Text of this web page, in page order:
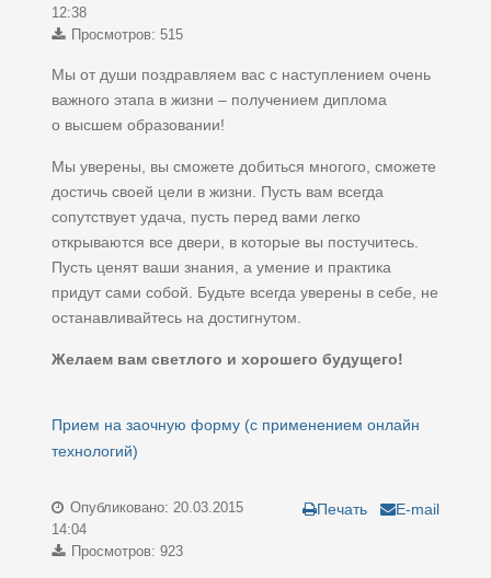
12:38
Просмотров: 515
Мы от души поздравляем вас с наступлением очень
важного этапа в жизни – получением диплома
о высшем образовании!
Мы уверены, вы сможете добиться многого, сможете
достичь своей цели в жизни. Пусть вам всегда
сопутствует удача, пусть перед вами легко
открываются все двери, в которые вы постучитесь.
Пусть ценят ваши знания, а умение и практика
придут сами собой. Будьте всегда уверены в себе, не
останавливайтесь на достигнутом.
Желаем вам светлого и хорошего будущего!
Прием на заочную форму (с применением онлайн
технологий)
Печать E-mail
Опубликовано: 20.03.2015
14:04
Просмотров: 923